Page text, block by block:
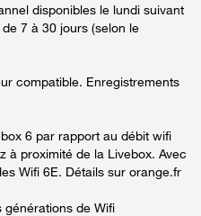
disponibles le lundi suivant
7 à 30 jours (selon le
compatible. Enregistrements
6 par rapport au débit wifi
à proximité de la Livebox. Avec
Wifi 6E. Détails sur orange.fr
générations de Wifi